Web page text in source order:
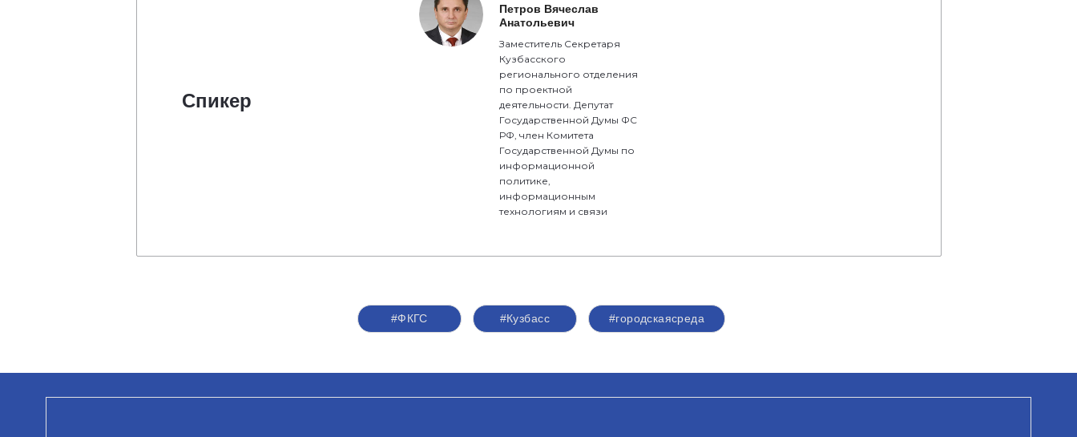
Спикер
Петров Вячеслав
Анатольевич
Заместитель Секретаря
Кузбасского
регионального отделения
по проектной
деятельности. Депутат
Государственной Думы ФС
РФ, член Комитета
Государственной Думы по
информационной
политике,
информационным
технологиям и связи
#ФКГС #Кузбасс #городскаясреда